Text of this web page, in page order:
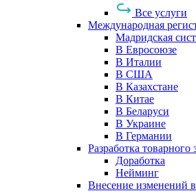
Все услуги
Международная
Мадридская
В Евросоюзе
В Италии
В США
В Казахстане
В Китае
В Беларуси
В Украине
В Германии
Разработка товарного
Доработка
Нейминг
Внесение изменений